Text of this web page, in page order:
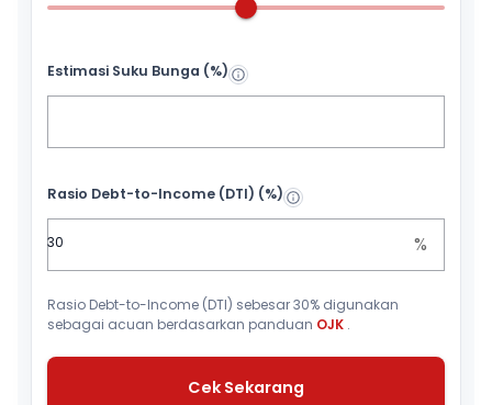
Estimasi Suku Bunga (%)
Rasio Debt-to-Income (DTI) (%)
%
Rasio Debt-to-Income (DTI) sebesar 30% digunakan
sebagai acuan berdasarkan panduan OJK .
Cek Sekarang